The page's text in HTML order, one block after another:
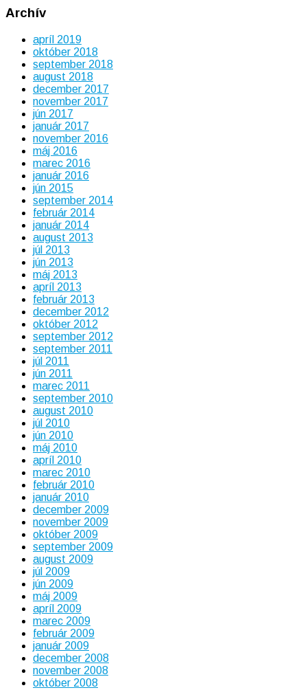
Archív
apríl 2019
október 2018
september 2018
august 2018
december 2017
november 2017
jún 2017
január 2017
november 2016
máj 2016
marec 2016
január 2016
jún 2015
september 2014
február 2014
január 2014
august 2013
júl 2013
jún 2013
máj 2013
apríl 2013
február 2013
december 2012
október 2012
september 2012
september 2011
júl 2011
jún 2011
marec 2011
september 2010
august 2010
júl 2010
jún 2010
máj 2010
apríl 2010
marec 2010
február 2010
január 2010
december 2009
november 2009
október 2009
september 2009
august 2009
júl 2009
jún 2009
máj 2009
apríl 2009
marec 2009
február 2009
január 2009
december 2008
november 2008
október 2008